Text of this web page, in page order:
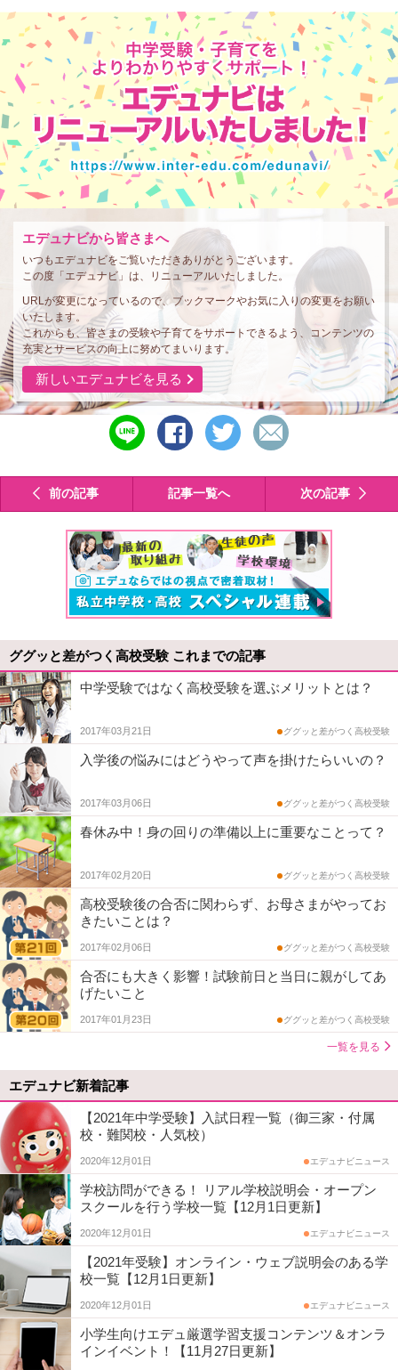
エデュナビから皆さまへ
いつもエデュナビをご覧いただきありがとうございます。
この度「エデュナビ」は、リニューアルいたしました。
URLが変更になっているので、ブックマークやお気に入りの変更をお願い
いたします。
これからも、皆さまの受験や子育てをサポートできるよう、コンテンツの
充実とサービスの向上に努めてまいります。
新しいエデュナビを見る
line
で
る
シ
ェ
す
る
ツ
イ
ト
す
る
メ
ー
で
る
前の記事 記事一覧へ 次の記事
ググッと差がつく高校受験 これまでの記事
中学受験ではなく高校受験を選ぶメリットとは？
2017年03月21日 ググッと差がつく高校受験
入学後の悩みにはどうやって声を掛けたらいいの？
2017年03月06日 ググッと差がつく高校受験
春休み中！身の回りの準備以上に重要なことって？
2017年02月20日 ググッと差がつく高校受験
高校受験後の合否に関わらず、お母さまがやってお
きたいことは？
2017年02月06日 ググッと差がつく高校受験
合否にも大きく影響！試験前日と当日に親がしてあ
げたいこと
2017年01月23日 ググッと差がつく高校受験
一覧を見る
エデュナビ新着記事
【2021年中学受験】入試日程一覧（御三家・付属
校・難関校・人気校）
2020年12月01日 エデュナビニュース
学校訪問ができる！ リアル学校説明会・オープン
スクールを行う学校一覧【12月1日更新】
2020年12月01日 エデュナビニュース
【2021年受験】オンライン・ウェブ説明会のある学
校一覧【12月1日更新】
2020年12月01日 エデュナビニュース
小学生向けエデュ厳選学習支援コンテンツ＆オンラ
インイベント！【11月27日更新】